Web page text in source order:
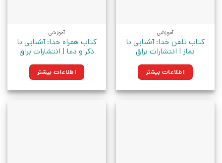
آموزشی
کتاب تلفن خدا: آشنایی با
نماز | انتشارات براق
اطلاعات بیشتر
آموزشی
کتاب همراه خدا: آشنایی با
ذکر و دعا | انتشارات براق
اطلاعات بیشتر